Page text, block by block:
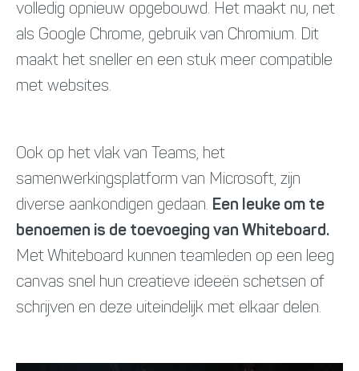
volledig opnieuw opgebouwd. Het maakt nu, net
als Google Chrome, gebruik van Chromium. Dit
maakt het sneller en een stuk meer compatible
met websites.
Ook op het vlak van Teams, het
samenwerkingsplatform van Microsoft, zijn
diverse aankondigen gedaan. Een leuke om te
benoemen is de toevoeging van Whiteboard.
Met Whiteboard kunnen teamleden op een leeg
canvas snel hun creatieve ideeën schetsen of
schrijven en deze uiteindelijk met elkaar delen.